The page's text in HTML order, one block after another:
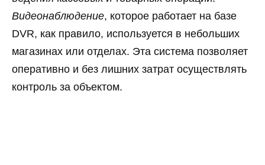
Видеонаблюдение, которое работает на базе
DVR, как правило, используется в небольших
магазинах или отделах. Эта система позволяет
оперативно и без лишних затрат осуществлять
контроль за объектом.